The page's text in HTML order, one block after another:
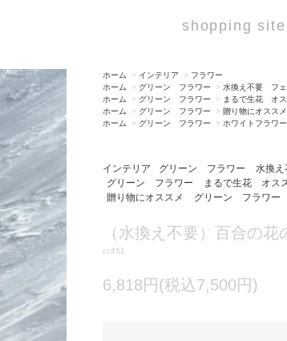
shopping
ホーム > インテリア > フラワー
ホーム
> グリーン フラワー > 水換え不要 フェ
ホーム
> グリーン フラワー > まるで生花 オ
ホーム
> グリーン フラワー > 贈り物にオススメ
ホーム
> グリーン フラワー > ホワイトフラワー
インテリア グリーン フラワー
水換
グリーン フラワー
まるで生花 オス
贈り物にオススメ
グリーン フラワー
（水換え不要）百合の花
cc451
6,818円(税込7,500円)